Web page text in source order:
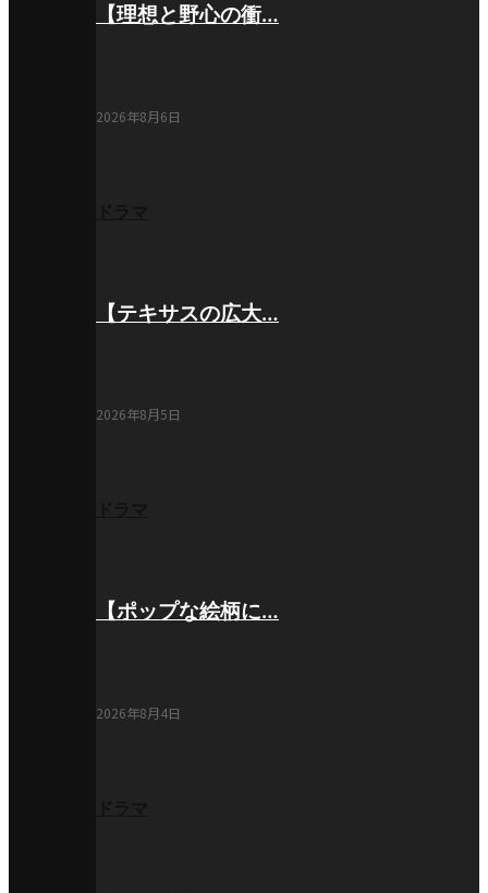
【理想と野心の衝…
2026年8月6日
【テキサスの広大…
2026年8月5日
【ポップな絵柄に…
2026年8月4日